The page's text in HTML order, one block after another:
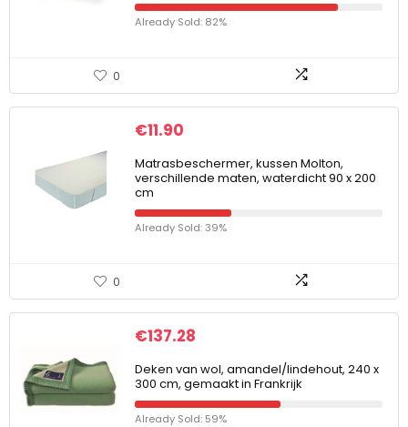
Already Sold: 82%
0
€11.90
Matrasbeschermer, kussen Molton,
verschillende maten, waterdicht 90 x 200
cm
Already Sold: 39%
0
€137.28
Deken van wol, amandel/lindehout, 240 x
300 cm, gemaakt in Frankrijk
Already Sold: 59%